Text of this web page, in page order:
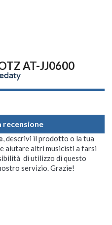
AT-JJ0600
recensione
, descrivi il prodotto o la tua
aiutare altri musicisti a farsi
di utilizzo di questo
servizio. Grazie!